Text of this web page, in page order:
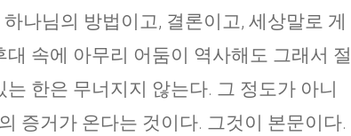
나님의 방법이고, 결론이고, 세상말로 게
속에 아무리 어둠이 역사해도 그래서 절
한은 무너지지 않는다. 그 정도가 아니
증거가 온다는 것이다. 그것이 본문이다.